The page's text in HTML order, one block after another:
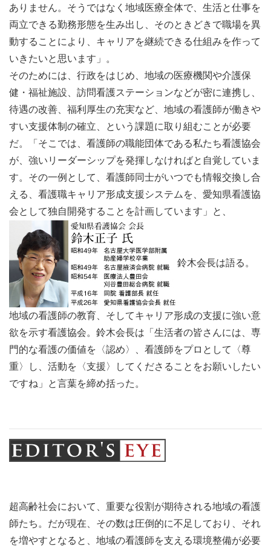
ありません。そうではなく地域医療全体で、生活と仕事を
両立できる勤務形態を生み出し、そのときどきで職場を異
動することにより、キャリアを継続できる仕組みを作って
いきたいと思います」。
そのためには、行政をはじめ、地域の医療機関や介護保
健・福祉施設、訪問看護ステーションなどが密に連携し、
待遇の改善、福利厚生の充実など、地域の看護師が働きや
すい支援体制の確立、という課題に取り組むことが必要
だ。「そこでは、看護師の職能団体である私たち看護協会
が、強いリーダーシップを発揮しなければと自覚していま
す。その一例として、看護師同士がいつでも情報交換し合
える、看護職キャリア形成支援システムを、愛知県看護協
会として独自開発することを計画しています」と、
鈴木会長は語る。
地域の看護師の教育、そしてキャリア形成の支援に強い意
欲を示す看護協会。鈴木会長は「生活者の皆さんには、専
門的な看護の価値を〈認め〉、看護師をプロとして〈尊
重〉し、活動を〈支援〉してくださることをお願いしたい
ですね」と言葉を締め括った。
超高齢社会において、重要な役割が期待される地域の看護
師たち。だが現在、その数は圧倒的に不足しており、それ
を増やすとなると、地域の看護師を支える環境整備が必要